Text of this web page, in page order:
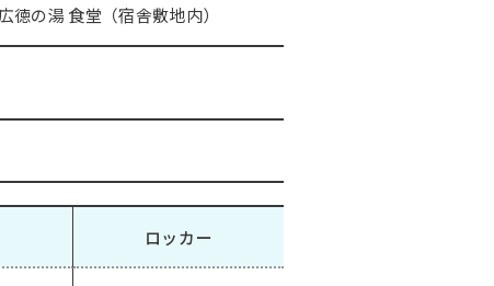
広徳の湯 食堂（宿舎敷地内）
ロッカー